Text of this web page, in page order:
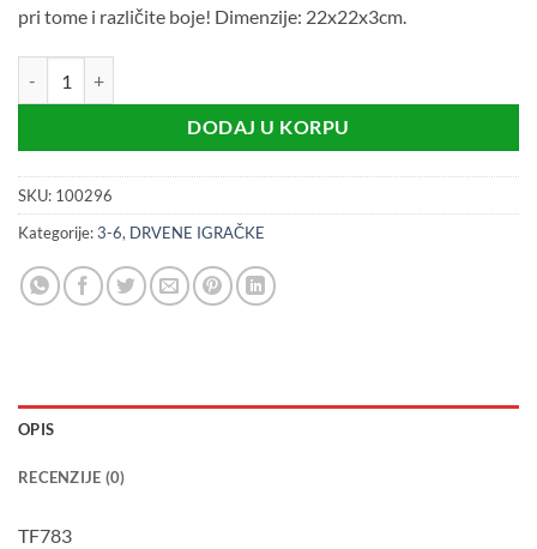
pri tome i različite boje! Dimenzije: 22x22x3cm.
DODAJ U KORPU
SKU: 100296
Kategorije:3-6, DRVENE IGRAČKE
OPIS
RECENZIJE (0)
TF783